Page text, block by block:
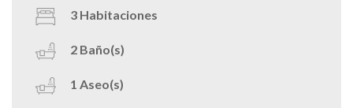
3 Habitaciones
2 Baño(s)
1 Aseo(s)